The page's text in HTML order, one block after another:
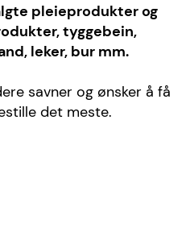
pleieprodukter og
tyggebein,
leker, bur mm.
savner og ønsker å få
det meste.